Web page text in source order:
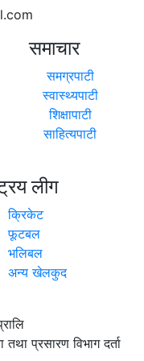
समाचार
समग्रपाटी
स्वास्थ्यपाटी
शिक्षापाटी
साहित्यपाटी
लीग
क्रिकेट
फूटबल
भलिबल
अन्य खेलकुद
प्रसारण विभाग दर्ता